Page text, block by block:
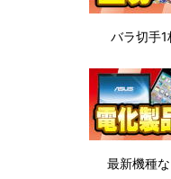
バラ切手1
最新機種